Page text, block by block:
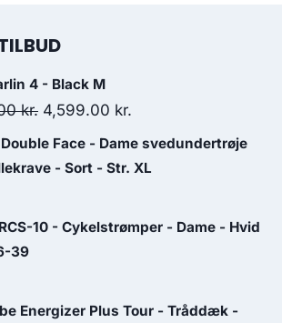
4 - Black M
kr. Original
price
was:
4,599.00 kr.
price
is:
Face - Dame svedundertrøje
- Sort - Str. XL
10 - Cykelstrømper - Dame - Hvid
39
Energizer Plus Tour - Tråddæk -